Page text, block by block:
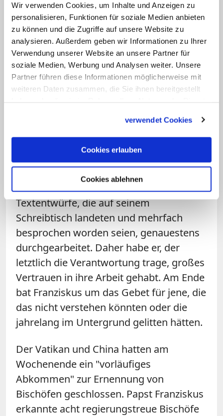
Wir verwenden Cookies, um Inhalte und Anzeigen zu
personalisieren, Funktionen für soziale Medien anbieten
zu können und die Zugriffe auf unsere Website zu
analysieren. Außerdem geben wir Informationen zu Ihrer
Verwendung unserer Website an unsere Partner für
soziale Medien, Werbung und Analysen weiter. Unsere
Partner führen diese Informationen möglicherweise mit
weiteren Daten zusammen, die Sie ihnen bereitgestellt
verwendet Cookies
Cookies erlauben
Cookies ablehnen
entschieden habe. So hätten rund 350
Jahre lang die Könige von Spanien und
Portugal die Bischöfe in Lateinamerika
ernannt. Diesen habe der Papst nur noch
seinen Segen gegeben. Ähnlich sei es in
Österreich-Ungarn bei Kaiserin Maria
Kurienmitarbeiter unermüdlich beteiligt
gewesen seien. Sie hätten die jeweiligen
Textentwürfe, die auf seinem
Schreibtisch landeten und mehrfach
besprochen worden seien, genauestens
durchgearbeitet. Daher habe er, der
letztlich die Verantwortung trage, großes
Vertrauen in ihre Arbeit gehabt. Am Ende
bat Franziskus um das Gebet für jene, die
das nicht verstehen könnten oder die
jahrelang im Untergrund gelitten hätten.
Der Vatikan und China hatten am
Wochenende ein "vorläufiges
Abkommen" zur Ernennung von
Bischöfen geschlossen. Papst Franziskus
erkannte acht regierungstreue Bischöfe